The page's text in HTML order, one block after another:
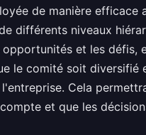
de manière efficace
différents niveaux
et les défis,
le comité soit diversifié
Cela
et que les